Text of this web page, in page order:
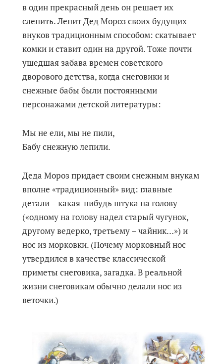
в один прекрасный день он решает их
слепить. Лепит Дед Мороз своих будущих
внуков традиционным способом: скатывает
комки и ставит один на другой. Тоже почти
ушедшая забава времен советского
дворового детства, когда снеговики и
снежные бабы были постоянными
персонажами детской литературы:
Мы не ели, мы не пили,
Бабу снежную лепили.
Деда Мороз придает своим снежным внукам
вполне «традиционный» вид: главные
детали – какая-нибудь штука на голову
(«одному на голову надел старый чугунок,
другому ведерко, третьему – чайник…») и
нос из морковки. (Почему морковный нос
утвердился в качестве классической
приметы снеговика, загадка. В реальной
жизни снеговикам обычно делали нос из
веточки.)